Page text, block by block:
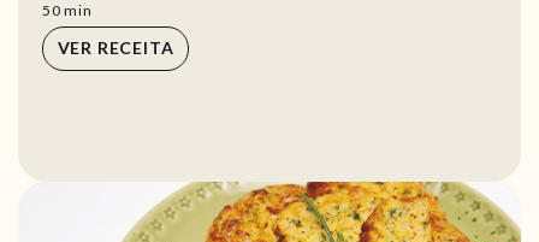
50min
min
VER RECEITA